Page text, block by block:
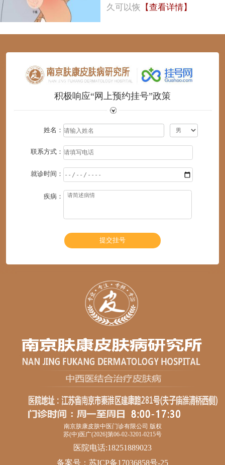
久可以恢 【查看详情】
123456
积极响应“网上预约挂号”政策
姓名：
联系方式：
就诊时间：
疾病：
南京肤康皮肤中医门诊有限公司 版权
苏(中)医广(2026]第06-02-3201-0215号
医院电话:18251889023
备案号： 苏ICP备17036858号-25